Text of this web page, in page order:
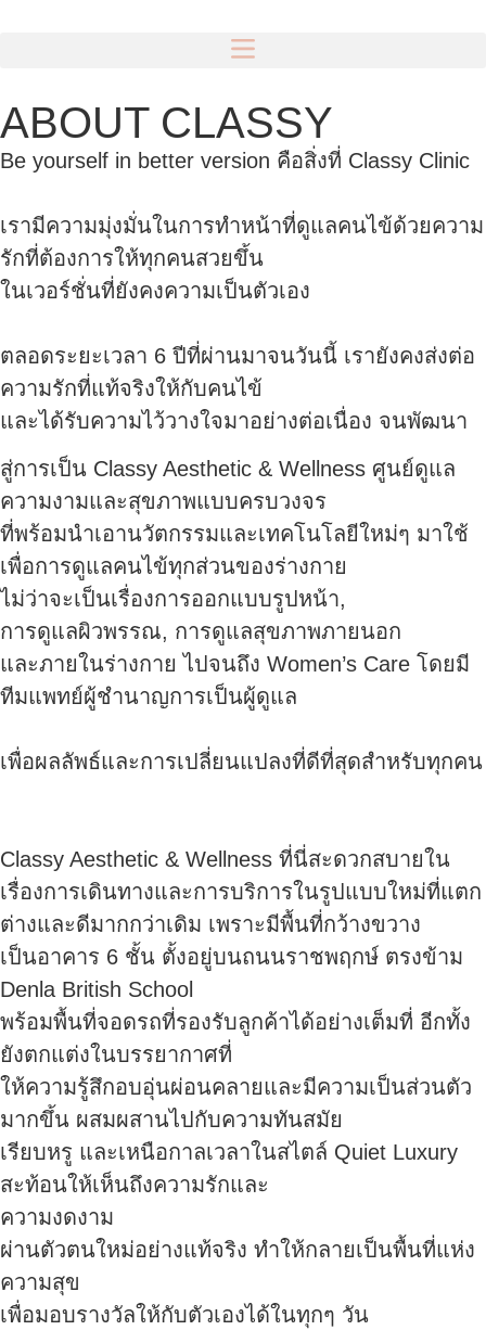
ABOUT CLASSY
Be yourself in better version คือสิ่งที่ Classy Clinic
เรามีความมุ่งมั่นในการทำหน้าที่ดูแลคนไข้ด้วยความ
รักที่ต้องการให้ทุกคนสวยขึ้น
ในเวอร์ชั่นที่ยังคงความเป็นตัวเอง
ตลอดระยะเวลา 6 ปีที่ผ่านมาจนวันนี้ เรายังคงส่งต่อ
ความรักที่แท้จริงให้กับคนไข้
และได้รับความไว้วางใจมาอย่างต่อเนื่อง จนพัฒนา
สู่การเป็น Classy Aesthetic & Wellness ศูนย์ดูแล
ความงามและสุขภาพแบบครบวงจร
ที่พร้อมนำเอานวัตกรรมและเทคโนโลยีใหม่ๆ มาใช้
เพื่อการดูแลคนไข้ทุกส่วนของร่างกาย
ไม่ว่าจะเป็นเรื่องการออกแบบรูปหน้า,
การดูแลผิวพรรณ, การดูแลสุขภาพภายนอก
และภายในร่างกาย ไปจนถึง Women’s Care โดยมี
ทีมแพทย์ผู้ชำนาญการเป็นผู้ดูแล
เพื่อผลลัพธ์และการเปลี่ยนแปลงที่ดีที่สุดสำหรับทุกคน
Classy Aesthetic & Wellness ที่นี่สะดวกสบายใน
เรื่องการเดินทางและการบริการในรูปแบบใหม่ที่แตก
ต่างและดีมากกว่าเดิม เพราะมีพื้นที่กว้างขวาง
เป็นอาคาร 6 ชั้น ตั้งอยู่บนถนนราชพฤกษ์ ตรงข้าม
Denla British School
พร้อมพื้นที่จอดรถที่รองรับลูกค้าได้อย่างเต็มที่ อีกทั้ง
ยังตกแต่งในบรรยากาศที่
ให้ความรู้สึกอบอุ่นผ่อนคลายและมีความเป็นส่วนตัว
มากขึ้น ผสมผสานไปกับความทันสมัย
เรียบหรู และเหนือกาลเวลาในสไตล์ Quiet Luxury
สะท้อนให้เห็นถึงความรักและ
ความงดงาม
ผ่านตัวตนใหม่อย่างแท้จริง ทำให้กลายเป็นพื้นที่แห่ง
ความสุข
เพื่อมอบรางวัลให้กับตัวเองได้ในทุกๆ วัน